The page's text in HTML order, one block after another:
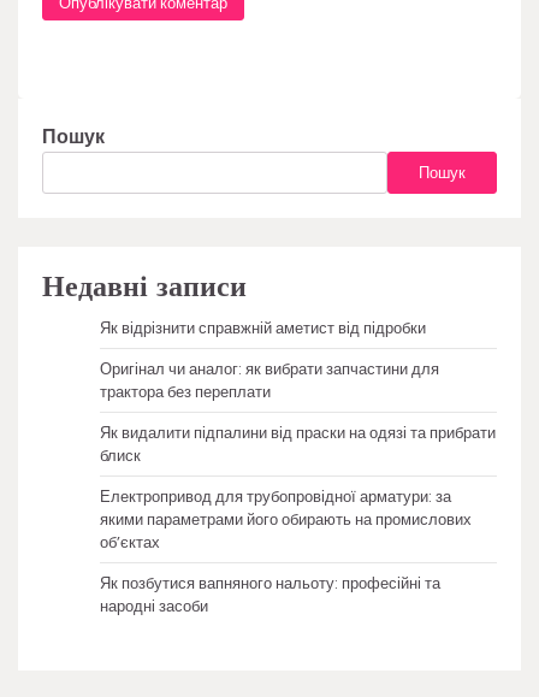
Пошук
Пошук
Недавні записи
Як відрізнити справжній аметист від підробки
Оригінал чи аналог: як вибрати запчастини для
трактора без переплати
Як видалити підпалини від праски на одязі та прибрати
блиск
Електропривод для трубопровідної арматури: за
якими параметрами його обирають на промислових
об’єктах
Як позбутися вапняного нальоту: професійні та
народні засоби